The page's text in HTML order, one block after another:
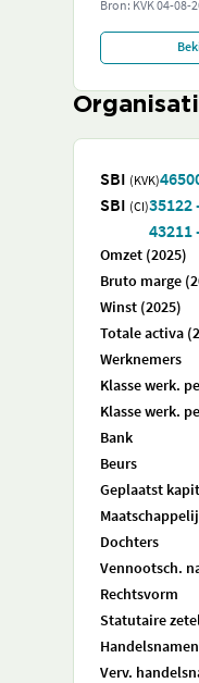
Bron: KVK04-08-
SBI (KVK)
SBI (CI)
Omzet (2025)
Bruto marge
Winst (2025)
Totale activa
Werknemers
Klasse werk.
Klasse werk.
Bank
Beurs
Geplaatst
Dochters
Vennootsch.
Rechtsvorm
Statutaire
Handelsnamen
Verv.